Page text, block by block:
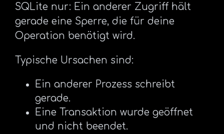
SQLite nur: Ein anderer Zugriff hält
gerade eine Sperre, die für deine
Operation benötigt wird.
Typische Ursachen sind:
Ein anderer Prozess schreibt
gerade.
Eine Transaktion wurde geöffnet
und nicht beendet.